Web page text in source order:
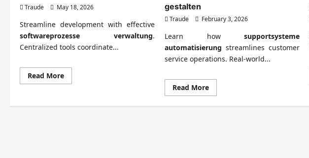
Traude May 18, 2026
Streamline development with effective
softwareprozesse verwaltung.
Centralized tools coordinate...
Read MoreRead
more
gestalten
Traude February 3, 2026
Learn howsupportsysteme
automatisierung streamlines customer
service operations. Real-world...
Read MoreRead
more
Supportsysteme